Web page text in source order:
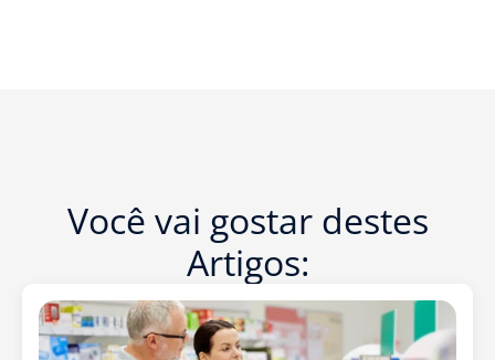
Você vai gostar destes
Artigos: